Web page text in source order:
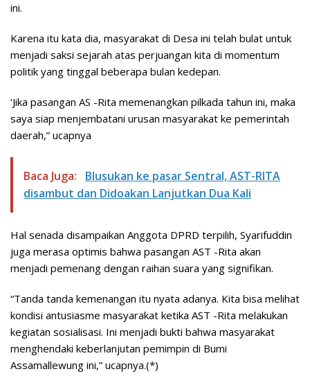
ini.
Karena itu kata dia, masyarakat di Desa ini telah bulat untuk
menjadi saksi sejarah atas perjuangan kita di momentum
politik yang tinggal beberapa bulan kedepan.
‘Jika pasangan AS -Rita memenangkan pilkada tahun ini, maka
saya siap menjembatani urusan masyarakat ke pemerintah
daerah,” ucapnya
Baca Juga:
Blusukan ke pasar Sentral, AST-RITA
disambut dan Didoakan Lanjutkan Dua Kali
Hal senada disampaikan Anggota DPRD terpilih, Syarifuddin
juga merasa optimis bahwa pasangan AST -Rita akan
menjadi pemenang dengan raihan suara yang signifikan.
“Tanda tanda kemenangan itu nyata adanya. Kita bisa melihat
kondisi antusiasme masyarakat ketika AST -Rita melakukan
kegiatan sosialisasi. Ini menjadi bukti bahwa masyarakat
menghendaki keberlanjutan pemimpin di Bumi
Assamallewung ini,” ucapnya.(*)